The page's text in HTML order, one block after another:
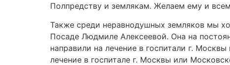
Полпредству и землякам. Желаем ему и
Также среди неравнодушных земляков мы
Посаде Людмиле Алексеевой. Она на
направили на лечение в госпитали г.
лечение в госпитале г. Москвы или